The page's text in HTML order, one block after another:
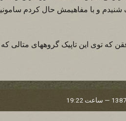
شنیدم و با مفاهیمش حال کردم
که توی این تاپیک گروههای متالی که